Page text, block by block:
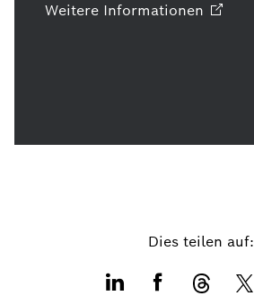
Weitere Informationen
Dies teilen auf: